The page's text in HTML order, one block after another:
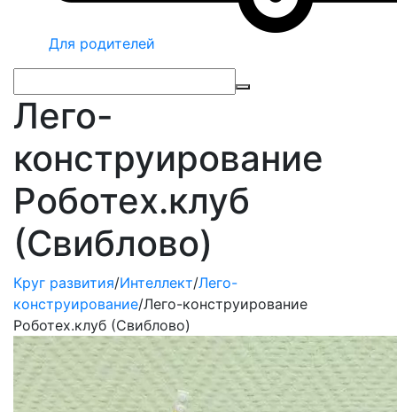
Для родителей
Лего-
конструирование
Роботех.клуб
(Свиблово)
Круг развития/Интеллект/Лего-
конструирование/Лего-конструирование
Роботех.клуб (Свиблово)